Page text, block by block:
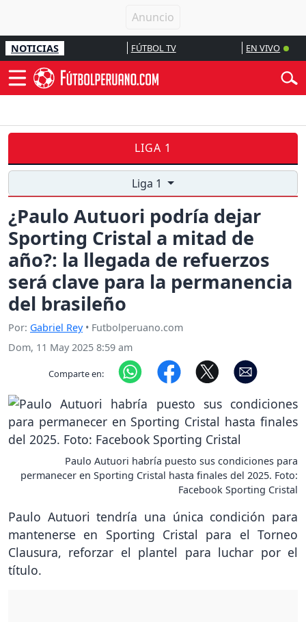
NOTICIAS FÚTBOL TV EN VIVO
LIGA 1
Liga 1
¿Paulo Autuori podría dejar
Sporting Cristal a mitad de
año?: la llegada de refuerzos
será clave para la permanencia
del brasileño
Por: Gabriel Rey• Futbolperuano.com
Dom, 11 May 2025 8:59 am
Comparte en:
Paulo Autuori habría puesto sus condiciones para
permanecer en Sporting Cristal hasta finales del 2025. Foto:
Facebook Sporting Cristal
Paulo Autuori tendría una única condición para
mantenerse en Sporting Cristal para el Torneo
Clausura, reforzar el plantel para luchar por el
título.